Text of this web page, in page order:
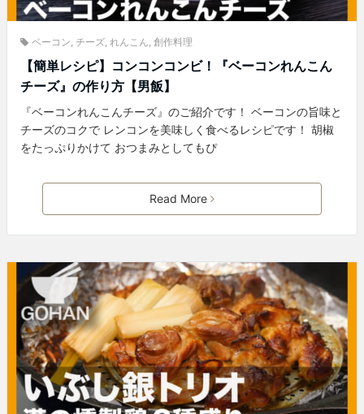
ベーコン, チーズ, れんこん, 創作料理
【簡単レシピ】コンコンコンビ！『ベーコンれんこん
チーズ』の作り方【男飯】
『ベーコンれんこんチーズ』のご紹介です！ ベーコンの旨味と
チーズのコクで レンコンを美味しく食べるレシピです！ 胡椒
をたっぷりかけて おつまみとしてもぴ
Read More